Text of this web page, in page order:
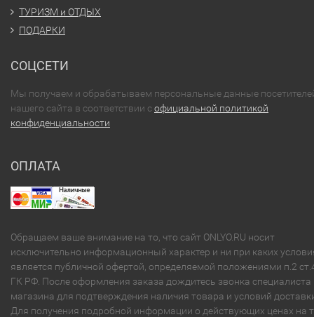
ТУРИЗМ и ОТДЫХ
ПОДАРКИ
СОЦСЕТИ
Мы получаем и обрабатываем персональные данные
нашего сайта в соответствии софициальной политикой
конфиденциальности
ОПЛАТА
Обращаем ваше внимание на то, что сайт ONLYO.RU носит
исключительно информационный характер и ни при каких
является публичной офертой, определяемой положениями п.2
ГК РФ. После оформления заказа дождитесь звонка специалиста
магазина для подтверждения наличия товара и условий
Для получения подробной информации о действующих ценах на